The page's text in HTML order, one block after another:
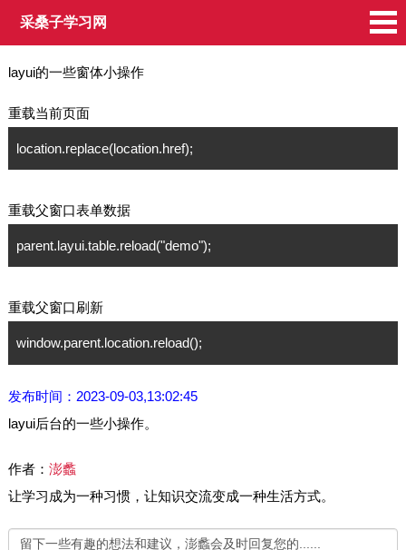
采桑子学习网
layui的一些窗体小操作
重载当前页面
location.replace(location.href);
重载父窗口表单数据
parent.layui.table.reload("demo");
重载父窗口刷新
window.parent.location.reload();
发布时间：2023-09-03,13:02:45
layui后台的一些小操作。
作者： 澎蠡
让学习成为一种习惯，让知识交流变成一种生活方式。